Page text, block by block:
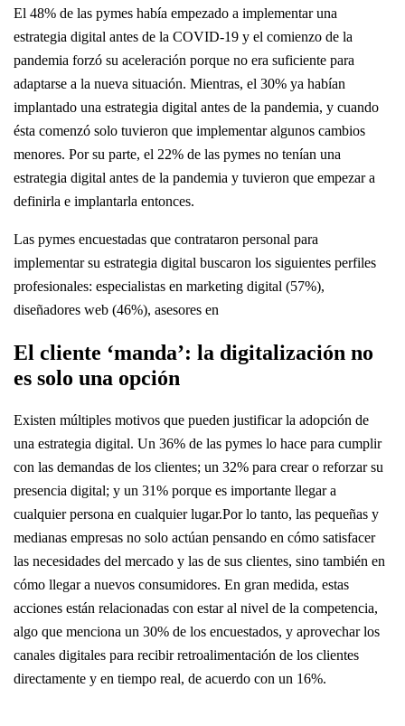
El 48% de las pymes había empezado a implementar una
estrategia digital antes de la COVID-19 y el comienzo de la
pandemia forzó su aceleración porque no era suficiente para
adaptarse a la nueva situación. Mientras, el 30% ya habían
implantado una estrategia digital antes de la pandemia, y cuando
ésta comenzó solo tuvieron que implementar algunos cambios
menores. Por su parte, el 22% de las pymes no tenían una
estrategia digital antes de la pandemia y tuvieron que empezar a
definirla e implantarla entonces.
Las pymes encuestadas que contrataron personal para
implementar su estrategia digital buscaron los siguientes perfiles
profesionales: especialistas en marketing digital (57%),
diseñadores web (46%), asesores en
El cliente ‘manda’: la digitalización no
es solo una opción
Existen múltiples motivos que pueden justificar la adopción de
una estrategia digital. Un 36% de las pymes lo hace para cumplir
con las demandas de los clientes; un 32% para crear o reforzar su
presencia digital; y un 31% porque es importante llegar a
cualquier persona en cualquier lugar.Por lo tanto, las pequeñas y
medianas empresas no solo actúan pensando en cómo satisfacer
las necesidades del mercado y las de sus clientes, sino también en
cómo llegar a nuevos consumidores. En gran medida, estas
acciones están relacionadas con estar al nivel de la competencia,
algo que menciona un 30% de los encuestados, y aprovechar los
canales digitales para recibir retroalimentación de los clientes
directamente y en tiempo real, de acuerdo con un 16%.